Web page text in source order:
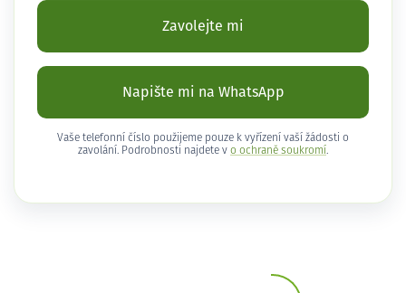
Zavolejte mi
Napište mi na WhatsApp
Vaše telefonní číslo použijeme pouze k vyřízení vaší žádosti o
zavolání. Podrobnosti najdete v o ochraně soukromí .